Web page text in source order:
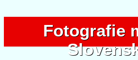
Fotografie
Fotografie